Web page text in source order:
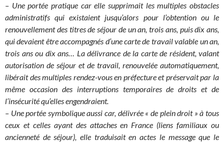
– Une portée pratique car elle supprimait les multiples obstacles
administratifs qui existaient jusqu’alors pour l’obtention ou le
renouvellement des titres de séjour de un an, trois ans, puis dix ans,
qui devaient être accompagnés d’une carte de travail valable un an,
trois ans ou dix ans… La délivrance de la carte de résident, valant
autorisation de séjour et de travail, renouvelée automatiquement,
libérait des multiples rendez-vous en préfecture et préservait par la
même occasion des interruptions temporaires de droits et de
l’insécurité qu’elles engendraient.
– Une portée symbolique aussi car, délivrée « de plein droit » à tous
ceux et celles ayant des attaches en France (liens familiaux ou
ancienneté de séjour), elle traduisait en actes le message que le